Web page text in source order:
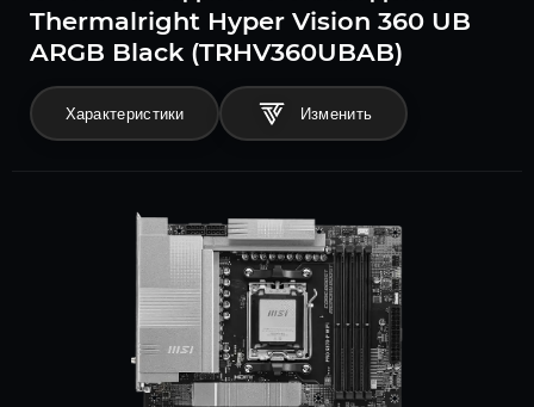
Thermalright Hyper Vision 360 UB
ARGB Black (TRHV360UBAB)
Характеристики